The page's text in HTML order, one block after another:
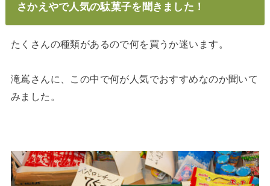
さかえやで人気の駄菓子を聞きました！
たくさんの種類があるので何を買うか迷います。
滝嶌さんに、この中で何が人気でおすすめなのか聞いて
みました。